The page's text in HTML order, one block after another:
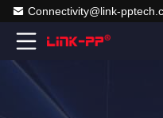
Connectivity@link-